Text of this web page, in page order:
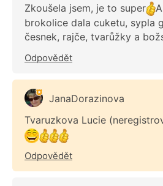
Zkoušela jsem, je to super
brokolice dala cuketu, sypla
česnek, rajče, tvarůžky a
Odpovědět
JanaDorazinova
Tvaruzkova Lucie
Odpovědět